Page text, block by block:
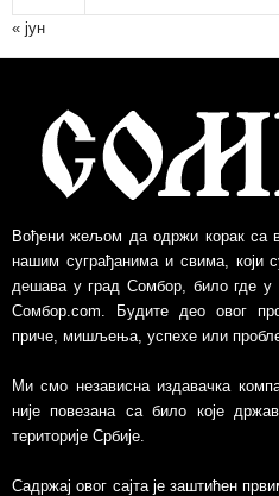
« јун
Вођени жељом да одржи корак са
нашим суграђанима и свима, који
дешава у град Сомбор, било где у
Сомбор.com. Будите део овог
приче, мишљења, успехе или
Ми смо независна издавачка
није повезанa са било које
територије Србије.
Садржај овог сајта је заштићен